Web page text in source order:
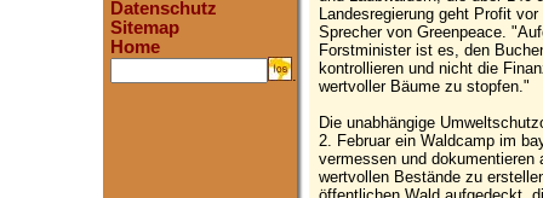
Datenschutz
Sitemap
Home
.
Landesregierung geht Profit
Sprecher von Greenpeace.
Forstminister ist es, den
kontrollieren und nicht die
wertvoller Bäume zu stopfen."
Die unabhängige
2. Februar ein Waldcamp im
vermessen und
wertvollen Bestände zu